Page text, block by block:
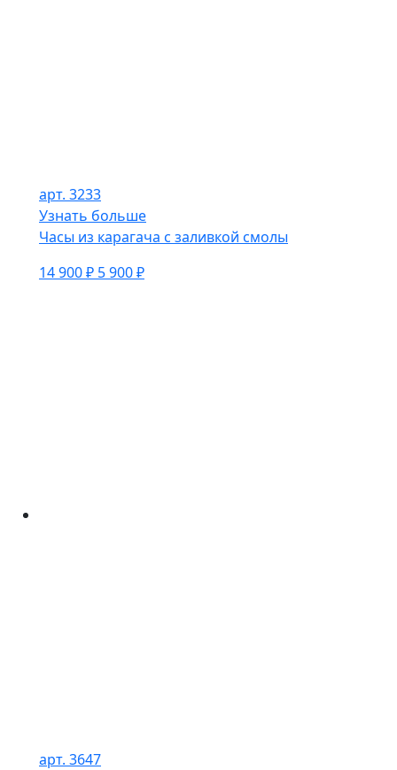
арт. 3233
Узнать больше
Часы из карагача с заливкой смолы
14 900 ₽ 5 900 ₽
арт. 3647